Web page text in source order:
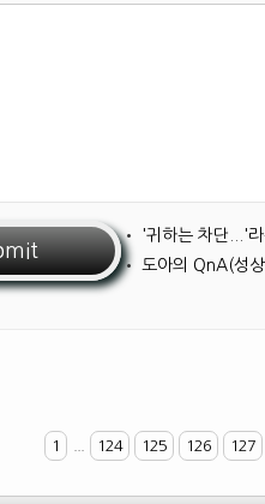
• '귀하는 차단...'
• 도아의 QnA(성
1 124 125 126 127